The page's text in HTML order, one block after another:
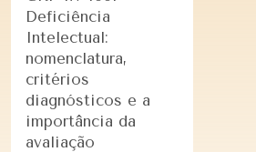
Deficiência
Intelectual:
nomenclatura,
critérios
diagnósticos e a
importância da
avaliação